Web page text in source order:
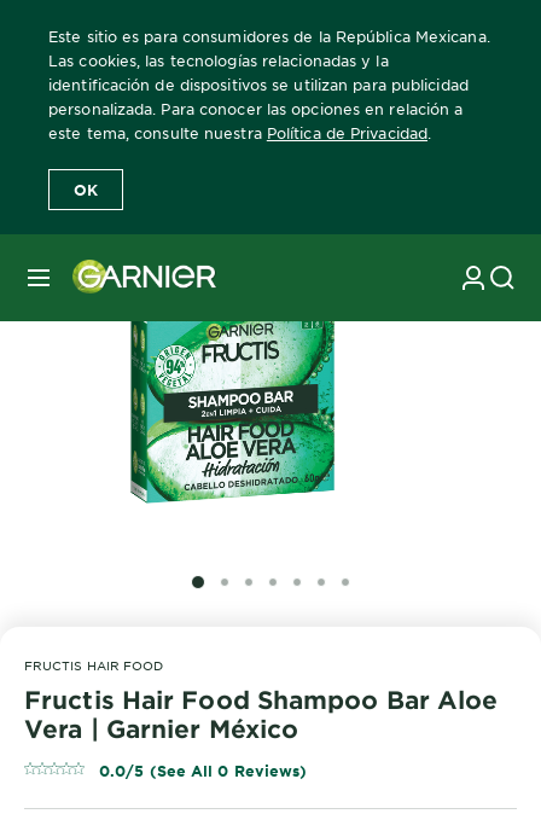
Este sitio es para consumidores de la República Mexicana.
Las cookies, las tecnologías relacionadas y la
identificación de dispositivos se utilizan para publicidad
personalizada. Para conocer las opciones en relación a
este tema, consulte nuestra Política de Privacidad
OK
MENÚ
Home Fructis Hair Food
SLIDE 1
SLIDE 2
SLIDE 3
SLIDE 4
SLIDE 5
SLIDE 6
SLIDE 7
FRUCTIS HAIR FOOD
Fructis Hair Food Shampoo Bar Aloe
Vera | Garnier México
0.0/5 (See All 0 Reviews)